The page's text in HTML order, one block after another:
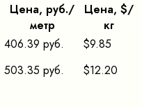
Цена, pуб./
метр
Цена, $/
кг
406.39 руб.
$9.85
503.35 руб. $12.20